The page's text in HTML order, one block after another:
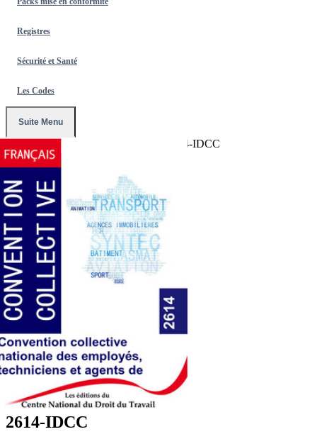
Registres
Sécurité et Santé
Les Codes
Suite Menu
Conventions Collectives 2614-IDCC
2614-IDCC